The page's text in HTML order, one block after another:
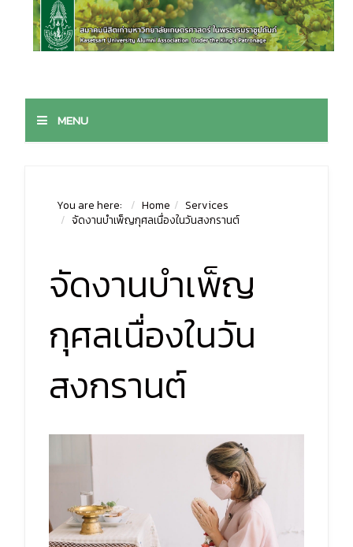
MENU
You are here: Home
Services
จัดงานบำเพ็ญกุศลเนื่องในวันสงกรานต์
จัดงานบำเพ็ญ
กุศลเนื่องในวัน
สงกรานต์